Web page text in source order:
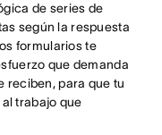
de series de
según la respuesta
formularios te
que demanda
reciben, para que tu
trabajo que